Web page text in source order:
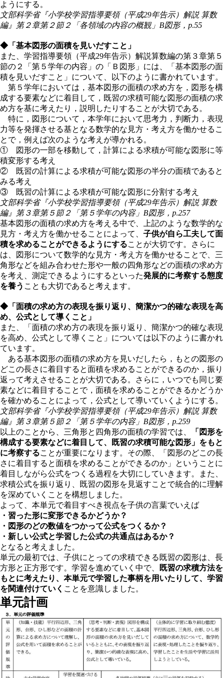
ようにする。
文部科学省『小学校学習指導要領（平成29年告示）解説 算数
編』第２章第２節２「各領域の内容の概観」B図形，p.55
◆「基本図形の面積を見いだすこと」
また、学習指導要領（平成29年告示）解説算数編の第３章第５
節の２「第５学年の内容」の「Ｂ図形」には、「基本図形の面
積を見いだすこと」について、以下のように書かれています。
第５学年においては，基本図形の面積の求め方を，図形を構
成する要素などに着目して，既習の求積可能な図形の面積の求
め方を基に考えたり，説明したりすることが大切である。
特に，図形について，本学年において思考力，判断力，表現
力等を発揮させる基となる数学的な見方・考え方を働かせるこ
とで，例えば次のような考えが導かれる。
① 図形の一部を移動して，計算による求積が可能な図形に等
積変形する考え
② 既習の計算による求積が可能な図形の半分の面積であると
みる考え
③ 既習の計算による求積が可能な図形に分割する考え
文部科学省『小学校学習指導要領（平成29年告示）解説 算数
編』第３章第５節２「第５学年の内容」B図形，p.257
基本図形の面積の求め方を考える中で、上記のような数学的な
見方・考え方を働かせることによって、 子供が自ら工夫して面
積を求めることができるようにすることが大切です。さらに
は、図形について数学的な見方・考え方を働かせることで、三
角形などを組み合わせた形や一般の四角形などの面積の求め方
を考え、測定できるようにするといった発展的に考察する態度
を養う ことも大切であると考えます。
◆「面積の求め方の表現を振り返り、簡潔かつ的確な表現を高
め、公式として導くこと」
また、「面積の求め方の表現を振り返り、簡潔かつ的確な表現
を高め、公式として導くこと」については以下のように書かれ
ています。
ある基本図形の面積の求め方を見いだしたら，もとの図形の
どこの長さに着目すると面積を求めることができるのか，振り
返って考えさせることが大切である。さらに，いつでも同じ要
素などに着目することで，面積を求めることができるかどうか
を確かめることによって，公式として導いていくようにする。
文部科学省『小学校学習指導要領（平成29年告示）解説 算数
編』第３章第５節２「第５学年の内容」B図形，p.259
以上のことから、三角形と四角形の面積の学習では、
「図形を
構成する要素などに着目して、既習の求積可能な図形」をもと
に考察することが重要になります。その際、「図形のどこの長
さに着目すると面積を求めることができるのか」ということに
着目しながら公式をつくる過程を大切にしていきます。また、
求積公式を振り返り、既習の図形を見返すことで統合的に理解
を深めていくことを構想しました。
よって、本単元で着目すべき視点を子供の言葉でいえば
・習った形に変形できるかどうか？
・図形のどの数値をつかって公式をつくるか？
・新しい公式と学習した公式の共通点はあるか？
となると考えました。
単元の最初では、子供にとっての求積できる既習の図形は、長
方形と正方形です。学習を進めていく中で、
既習の求積方法を
もとに考えたり、本単元で学習した事柄を用いたりして、学習
を関連付けていく ことを意識しました。
単元計画